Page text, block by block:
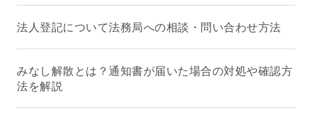
法人登記について法務局への相談・問い合わせ方法
みなし解散とは？通知書が届いた場合の対処や確認方
法を解説